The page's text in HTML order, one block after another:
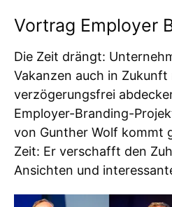
Vortrag Employer
Die Zeit drängt:
Vakanzen auch in
verzögerungsfrei
Employer-Branding-
von Gunther Wolf kommt
Zeit: Er verschafft den
Ansichten und